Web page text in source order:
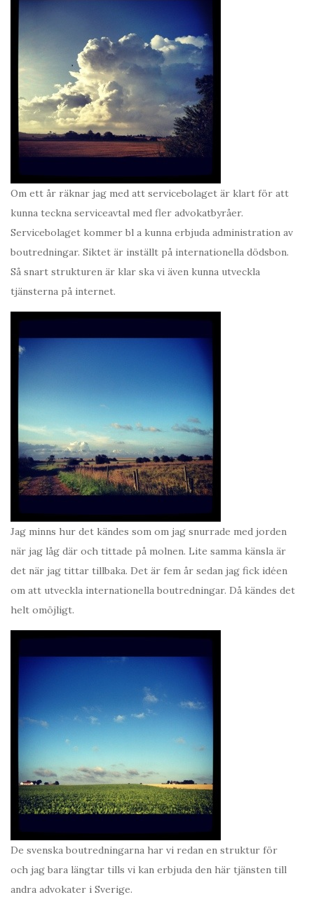
Om ett år räknar jag med att servicebolaget är klart för att
kunna teckna serviceavtal med fler advokatbyråer.
Servicebolaget kommer bl a kunna erbjuda administration av
boutredningar. Siktet är inställt på internationella dödsbon.
Så snart strukturen är klar ska vi även kunna utveckla
tjänsterna på internet.
Jag minns hur det kändes som om jag snurrade med jorden
när jag låg där och tittade på molnen. Lite samma känsla är
det när jag tittar tillbaka. Det är fem år sedan jag fick idéen
om att utveckla internationella boutredningar. Då kändes det
helt omöjligt.
De svenska boutredningarna har vi redan en struktur för
och jag bara längtar tills vi kan erbjuda den här tjänsten till
andra advokater i Sverige.